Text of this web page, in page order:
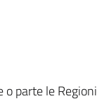
parte le